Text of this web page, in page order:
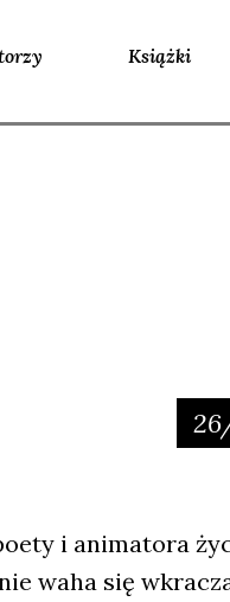
Książki
i ani­ma­to­ra
waha się